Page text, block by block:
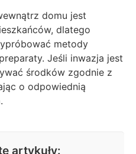
domu jest
dlatego
metody
Jeśli inwazja jest
środków zgodnie z
o odpowiednią
artykuły: